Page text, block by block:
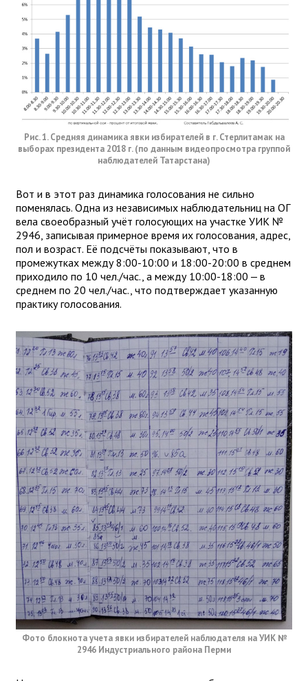
Рис. 1. Средняя динамика явки избирателей в г. Стерлитамак на
выборах президента 2018 г. (по данным видеопросмотра группой
наблюдателей Татарстана)
Вот и в этот раз динамика голосования не сильно
поменялась. Одна из независимых наблюдательниц на ОГ
вела своеобразный учёт голосующих на участке УИК №
2946, записывая примерное время их голосования, адрес,
пол и возраст. Её подсчёты показывают, что в
промежутках между 8:00-10:00 и 18:00-20:00 в среднем
приходило по 10 чел./час., а между 10:00-18:00 — в
среднем по 20 чел./час., что подтверждает указанную
практику голосования.
Фото блокнота учета явки избирателей наблюдателя на УИК №
2946 Индустриального района Перми